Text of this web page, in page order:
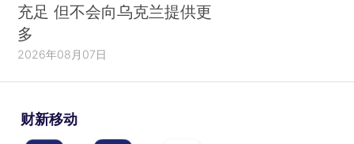
充足 但不会向乌克兰提供更
多
2026年08月07日
财新移动